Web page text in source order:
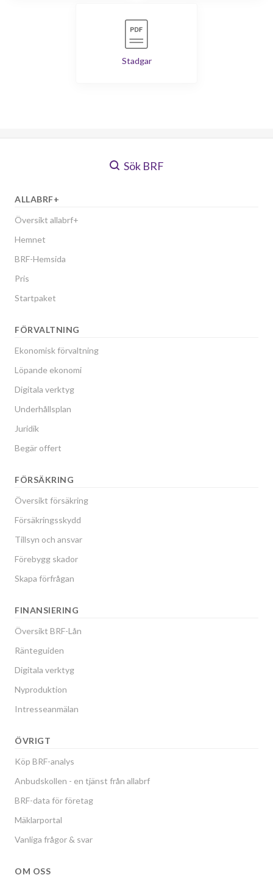
Stadgar
Sök BRF
ALLABRF+
Översikt allabrf+
Hemnet
BRF-Hemsida
Pris
Startpaket
FÖRVALTNING
Ekonomisk förvaltning
Löpande ekonomi
Digitala verktyg
Underhållsplan
Juridik
Begär offert
FÖRSÄKRING
Översikt försäkring
Försäkringsskydd
Tillsyn och ansvar
Förebygg skador
Skapa förfrågan
FINANSIERING
Översikt BRF-Lån
Ränteguiden
Digitala verktyg
Nyproduktion
Intresseanmälan
ÖVRIGT
Köp BRF-analys
Anbudskollen - en tjänst från allabrf
BRF-data för företag
Mäklarportal
Vanliga frågor & svar
OM OSS